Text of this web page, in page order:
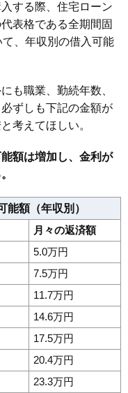
する際、住宅ローン
表格である全期間固
、年収別の借入可能
も職業、勤続年数、
ずしも下記の金額が
考えてほしい。
額は増加し、金利が
額（年収別）
月々の返済額
5.0万円
7.5万円
11.7万円
14.6万円
17.5万円
20.4万円
23.3万円